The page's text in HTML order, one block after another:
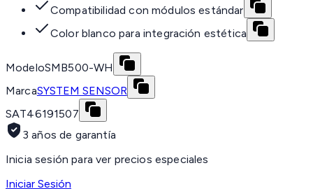
Compatibilidad con módulos estándar
Color blanco para integración estética
ModeloSMB500-WH
MarcaSYSTEM SENSOR
SAT46191507
3 años de garantía
Inicia sesión para ver precios especiales
Iniciar Sesión